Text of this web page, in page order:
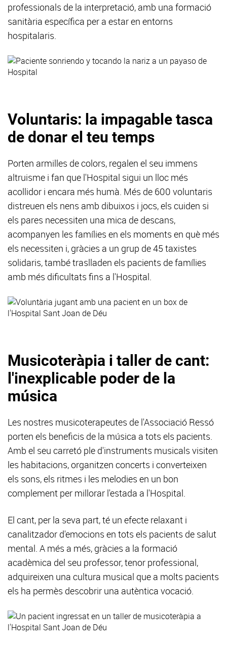
professionals de la interpretació, amb una formació
sanitària específica per a estar en entorns
hospitalaris.
Voluntaris: la impagable tasca
de donar el teu temps
Porten armilles de colors, regalen el seu immens
altruisme i fan que l'Hospital sigui un lloc més
acollidor i encara més humà. Més de 600 voluntaris
distreuen els nens amb dibuixos i jocs, els cuiden si
els pares necessiten una mica de descans,
acompanyen les famílies en els moments en què més
els necessiten i, gràcies a un grup de 45 taxistes
solidaris, també traslladen els pacients de famílies
amb més dificultats fins a l'Hospital.
Musicoteràpia i taller de cant:
l'inexplicable poder de la
música
Les nostres musicoterapeutes de l'Associació Ressó
porten els beneficis de la música a tots els pacients.
Amb el seu carretó ple d'instruments musicals visiten
les habitacions, organitzen concerts i converteixen
els sons, els ritmes i les melodies en un bon
complement per millorar l'estada a l'Hospital.
El cant, per la seva part, té un efecte relaxant i
canalitzador d'emocions en tots els pacients de salut
mental. A més a més, gràcies a la formació
acadèmica del seu professor, tenor professional,
adquireixen una cultura musical que a molts pacients
els ha permès descobrir una autèntica vocació.